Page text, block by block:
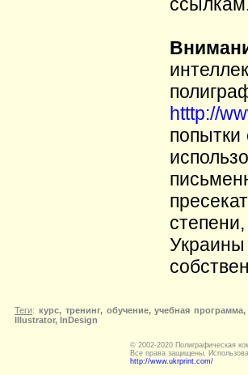
htttp://
попытки
Теги: курс, тренинг, обучение, учебная
Illustrator, InDesign
© 2002-2020 Полиграфическая
Все права защищены.
http://www.ukrprint.com/